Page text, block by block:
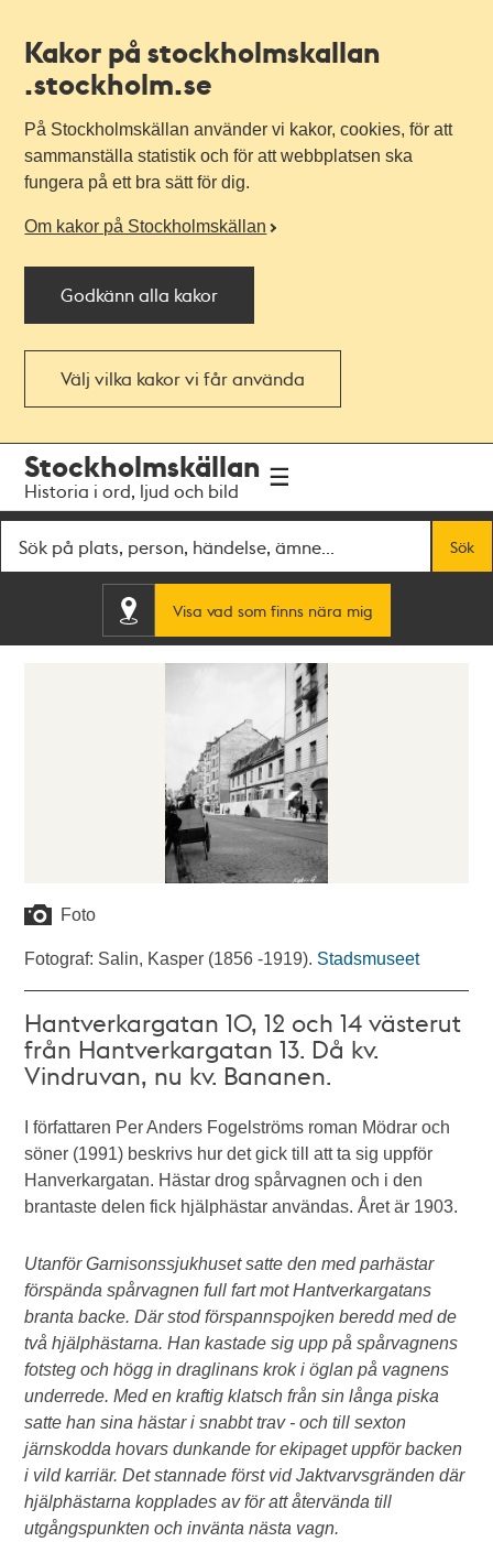
Kakor på stockholmskallan
.stockholm.se
På Stockholmskällan använder vi kakor, cookies, för att
sammanställa statistik och för att webbplatsen ska
fungera på ett bra sätt för dig.
Om kakor på Stockholmskällan
Godkänn alla kakor
Välj vilka kakor vi får använda
navigationen
huvudinnehållet
Stockholmskällan
Historia i ord, ljud och bild
Sök
Visa vad som finns nära mig
Foto
Fotograf: Salin, Kasper (1856 -1919). Stadsmuseet
Hantverkargatan 10, 12 och 14 västerut
från Hantverkargatan 13. Då kv.
Vindruvan, nu kv. Bananen.
I författaren Per Anders Fogelströms roman Mödrar och
söner (1991) beskrivs hur det gick till att ta sig uppför
Hanverkargatan. Hästar drog spårvagnen och i den
brantaste delen fick hjälphästar användas. Året är 1903.
Utanför Garnisonssjukhuset satte den med parhästar
förspända spårvagnen full fart mot Hantverkargatans
branta backe. Där stod förspannspojken beredd med de
två hjälphästarna. Han kastade sig upp på spårvagnens
fotsteg och högg in draglinans krok i öglan på vagnens
underrede. Med en kraftig klatsch från sin långa piska
satte han sina hästar i snabbt trav - och till sexton
järnskodda hovars dunkande for ekipaget uppför backen
i vild karriär. Det stannade först vid Jaktvarvsgränden där
hjälphästarna kopplades av för att återvända till
utgångspunkten och invänta nästa vagn.